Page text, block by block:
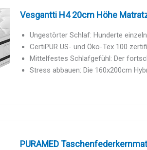
Vesgantti H4 20cm Höhe
Ungestörter Schlaf: Hunderte
CertiPUR US- und Öko-Tex 100
Mittelfestes Schlafgefühl: Der
Stress abbauen: Die 160x200cm
PURAMED